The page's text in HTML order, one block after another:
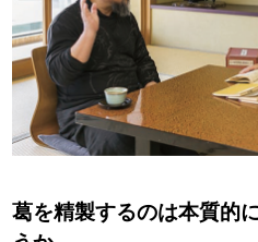
葛を精製するのは本質的